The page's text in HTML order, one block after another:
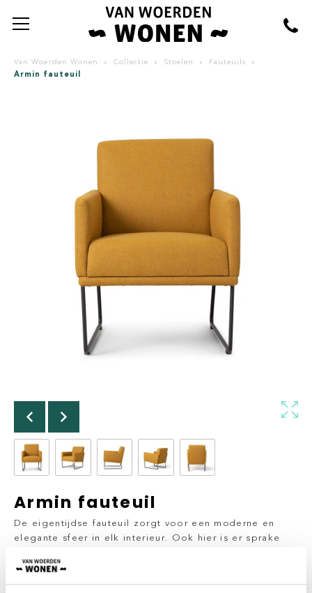
Van Woerden Wonen Collectie Stoelen Fauteuils
Armin fauteuil
Armin fauteuil
De eigentijdse fauteuil zorgt voor een moderne en
elegante sfeer in elk interieur. Ook hier is er sprake
voor een ruimtelijk gevoel. Fauteuil Armin is in vele
diverse stoffen uitvoerbaar.